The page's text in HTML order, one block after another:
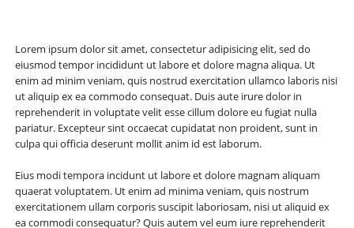
Lorem ipsum dolor sit amet, consectetur adipisicing elit, sed do
eiusmod tempor incididunt ut labore et dolore magna aliqua. Ut
enim ad minim veniam, quis nostrud exercitation ullamco laboris nisi
ut aliquip ex ea commodo consequat. Duis aute irure dolor in
reprehenderit in voluptate velit esse cillum dolore eu fugiat nulla
pariatur. Excepteur sint occaecat cupidatat non proident, sunt in
culpa qui officia deserunt mollit anim id est laborum.
Eius modi tempora incidunt ut labore et dolore magnam aliquam
quaerat voluptatem. Ut enim ad minima veniam, quis nostrum
exercitationem ullam corporis suscipit laboriosam, nisi ut aliquid ex
ea commodi consequatur? Quis autem vel eum iure reprehenderit